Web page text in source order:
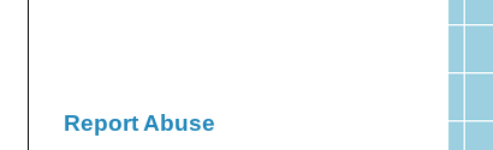
Report Abuse